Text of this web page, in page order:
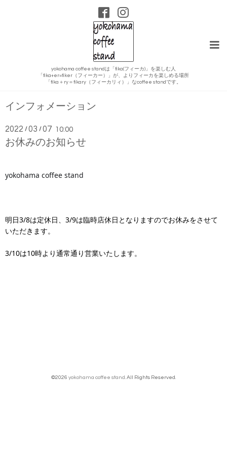
yokohama coffee standは「fika(フィーカ)」を楽しむ人
「fika+er=fiker（フィーカー）」が、よりフィーカを楽しめる場所
「fika＋ry＝fikary（フィーカリィ）」なcoffee standです。
インフォメーション
2022 /03 /07 10:00
お休みのお知らせ
yokohama coffee stand
明日3/8は定休日、3/9は臨時店休日となりますのでお休みをさせて
いただきます。
3/10は10時より通常通り営業いたします。
©2026 yokohama coffee stand. All Rights Reserved.